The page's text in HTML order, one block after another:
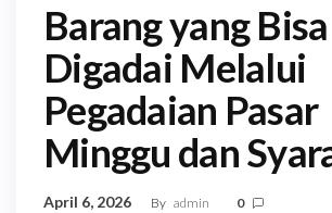
Barang yang Bisa
Digadai Melalui
Pegadaian Pasar
Minggu dan
April 6, 2026 By admin 0